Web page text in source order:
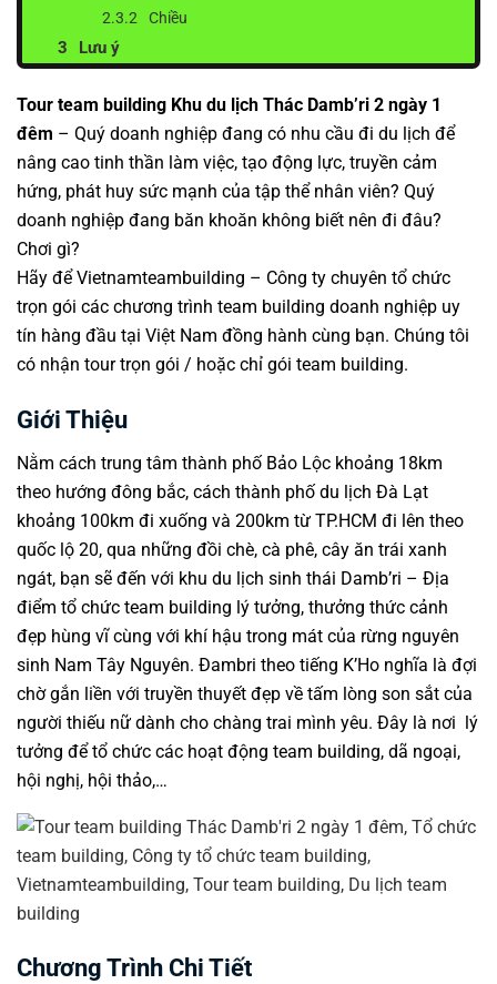
Chiều
Lưu ý
Tour team building Khu du lịch Thác Damb’ri 2 ngày 1
đêm – Quý doanh nghiệp đang có nhu cầu đi du lịch để
nâng cao tinh thần làm việc, tạo động lực, truyền cảm
hứng, phát huy sức mạnh của tập thể nhân viên? Quý
doanh nghiệp đang băn khoăn không biết nên đi đâu?
Chơi gì?
Hãy để Vietnamteambuilding – Công ty chuyên tổ chức
trọn gói các chương trình team building doanh nghiệp uy
tín hàng đầu tại Việt Nam đồng hành cùng bạn. Chúng tôi
có nhận tour trọn gói / hoặc chỉ gói team building.
Giới Thiệu
Nằm cách trung tâm thành phố Bảo Lộc khoảng 18km
theo hướng đông bắc, cách thành phố du lịch Đà Lạt
khoảng 100km đi xuống và 200km từ TP.HCM đi lên theo
quốc lộ 20, qua những đồi chè, cà phê, cây ăn trái xanh
ngát, bạn sẽ đến với khu du lịch sinh thái Damb’ri – Địa
điểm tổ chức team building lý tưởng, thưởng thức cảnh
đẹp hùng vĩ cùng với khí hậu trong mát của rừng nguyên
sinh Nam Tây Nguyên. Đambri theo tiếng K’Ho nghĩa là đợi
chờ gắn liền với truyền thuyết đẹp về tấm lòng son sắt của
người thiếu nữ dành cho chàng trai mình yêu. Đây là nơi lý
tưởng để tổ chức các hoạt động team building, dã ngoại,
hội nghị, hội thảo,…
Chương Trình Chi Tiết